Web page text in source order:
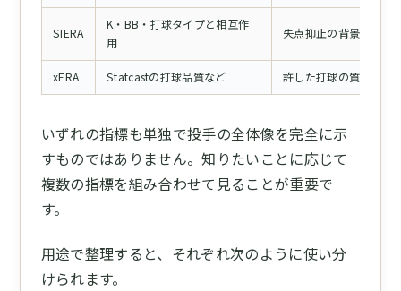
SIERA
K・BB・打球タイプと相互作
用
失点抑止の背景をより
xERA Statcastの打球品質など 許した打球の質を用い
いずれの指標も単独で投手の全体像を完全に示
すものではありません。知りたいことに応じて
複数の指標を組み合わせて見ることが重要で
す。
用途で整理すると、それぞれ次のように使い分
けられます。